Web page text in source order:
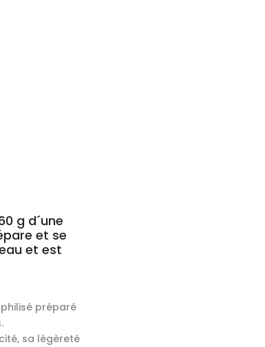
g d´une
et se
et est
préparé
sa légèreté